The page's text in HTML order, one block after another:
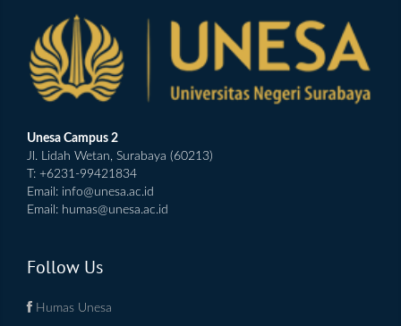
Unesa Campus 2
Jl. Lidah Wetan, Surabaya (60213)
T: +6231-99421834
Email: info@unesa.ac.id
Email: humas@unesa.ac.id
Follow Us
Humas Unesa